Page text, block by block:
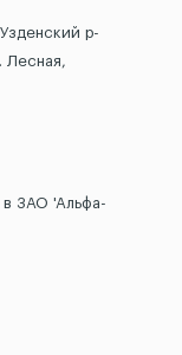
р-
Лесная,
в ЗАО 'Альфа-